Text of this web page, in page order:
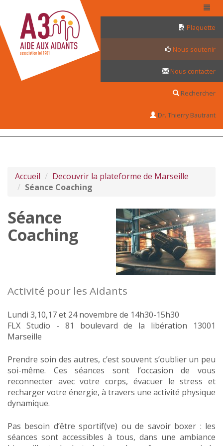
Plaquette
Nous soutenir
Nous contacter
Rechercher
Dr. Thierry Bautrant
Accueil
Decouvrir la plateforme de Marseille
Séance Coaching
Séance
Coaching
Activité pour les Aidants
Lundi 3,10,17 et 24 novembre de 14h30-15h30
FLX Studio - 81 boulevard de la libération 13001
Marseille
Prendre soin des autres, c’est souvent s’oublier un peu
soi-même. Ces séances sont l’occasion de vous
reconnecter avec votre corps, évacuer le stress et
recharger votre énergie, à travers une activité physique
dynamique.
Pas besoin d’être sportif(ve) ou de savoir boxer : les
séances sont accessibles à tous, dans une ambiance
Panneau de gestion des cookies